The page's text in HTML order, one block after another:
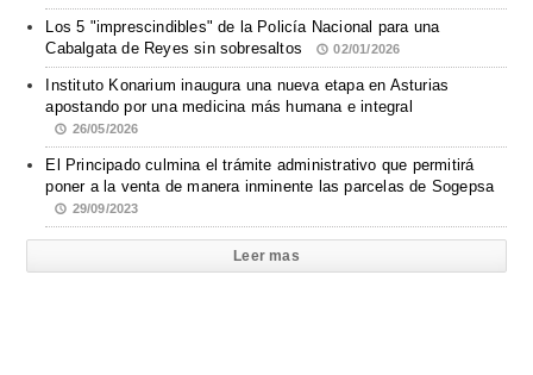
Los 5 "imprescindibles" de la Policía Nacional para una
Cabalgata de Reyes sin sobresaltos
02/01/2026
Instituto Konarium inaugura una nueva etapa en Asturias
apostando por una medicina más humana e integral
26/05/2026
El Principado culmina el trámite administrativo que permitirá
poner a la venta de manera inminente las parcelas de Sogepsa
29/09/2023
Leer mas